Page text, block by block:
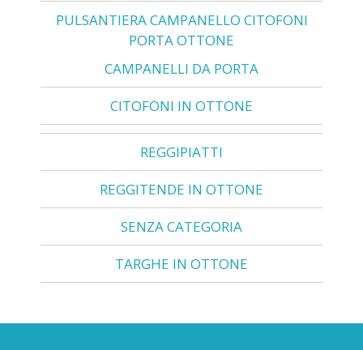
PULSANTIERA CAMPANELLO CITOFONI
PORTA OTTONE
CAMPANELLI DA PORTA
CITOFONI IN OTTONE
REGGIPIATTI
REGGITENDE IN OTTONE
SENZA CATEGORIA
TARGHE IN OTTONE